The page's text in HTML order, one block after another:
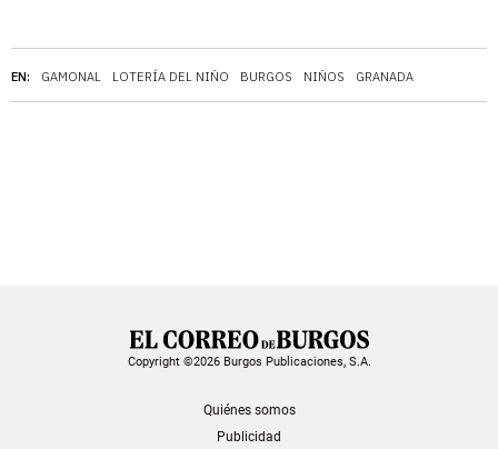
EN: GAMONAL LOTERÍA DEL NIÑO BURGOS NIÑOS GRANADA
Copyright ©2026 Burgos Publicaciones, S.A.
Quiénes somos
Publicidad